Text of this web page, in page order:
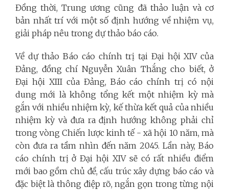
Đồng thời, Trung ương cũng đã thảo luận và cơ
bản nhất trí với một số định hướng về nhiệm vụ,
giải pháp nêu trong dự thảo báo cáo.
Về dự thảo Báo cáo chính trị tại Đại hội XIV của
Đảng, đồng chí Nguyễn Xuân Thắng cho biết, ở
Đại hội XIII của Đảng, Báo cáo chính trị có nội
dung mới là không tổng kết một nhiệm kỳ mà
gắn với nhiều nhiệm kỳ, kế thừa kết quả của nhiều
nhiệm kỳ và đưa ra định hướng không phải chỉ
trong vòng Chiến lược kinh tế - xã hội 10 năm, mà
còn đưa ra tầm nhìn đến năm 2045. Lần này, Báo
cáo chính trị ở Đại hội XIV sẽ có rất nhiều điểm
mới bao gồm chủ đề, cấu trúc xây dựng báo cáo và
đặc biệt là thông điệp rõ, ngắn gọn trong từng nội